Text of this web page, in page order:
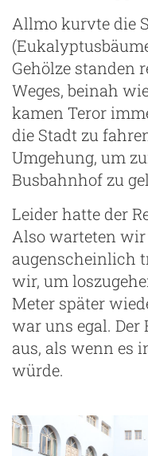
Allmo kurvte die
Gehölze standen
Weges, beinah
kamen Teror
die Stadt zu
Umgehung, um
Busbahnhof zu
Leider hatte der
Also warteten
augenscheinlich
wir, um
Meter später
war uns egal.
aus, als wenn es
würde.